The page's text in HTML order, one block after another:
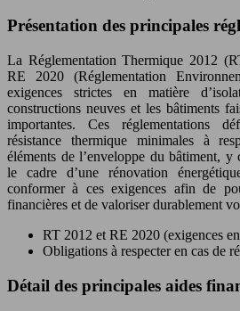
Présentation des principales
La Réglementation Thermique 2012
RE 2020 (Réglementation
exigences strictes en matière
constructions neuves et les bâtiments
importantes. Ces réglementations
résistance thermique minimales à
éléments de l’enveloppe du bâtiment,
le cadre d’une rénovation
conformer à ces exigences afin de
financières et de valoriser durablement
RT 2012 et RE 2020 (exigences
Obligations à respecter en cas de
Détail des principales aides